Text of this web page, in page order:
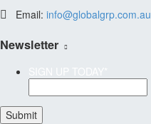
Email: info@globalgrp.com.au
Newsletter